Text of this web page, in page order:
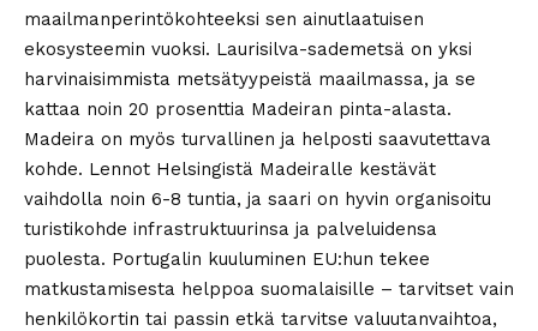
maailmanperintökohteeksi sen ainutlaatuisen
ekosysteemin vuoksi. Laurisilva-sademetsä on yksi
harvinaisimmista metsätyypeistä maailmassa, ja se
kattaa noin 20 prosenttia Madeiran pinta-alasta.
Madeira on myös turvallinen ja helposti saavutettava
kohde. Lennot Helsingistä Madeiralle kestävät
vaihdolla noin 6-8 tuntia, ja saari on hyvin organisoitu
turistikohde infrastruktuurinsa ja palveluidensa
puolesta. Portugalin kuuluminen EU:hun tekee
matkustamisesta helppoa suomalaisille – tarvitset vain
henkilökortin tai passin etkä tarvitse valuutanvaihtoa,